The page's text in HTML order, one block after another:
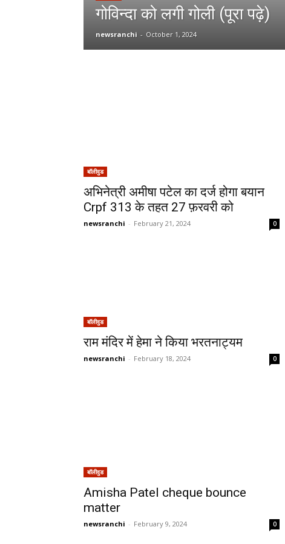
गोविन्दा को लगी गोली (पूरा पढ़े)
newsranchi - October 1, 2024
बॉलीवुड
अभिनेत्री अमीषा पटेल का दर्ज होगा बयान
Crpf 313 के तहत 27 फ़रवरी को
newsranchi - February 21, 2024 0
बॉलीवुड
राम मंदिर में हेमा ने किया भरतनाट्यम
newsranchi - February 18, 2024 0
बॉलीवुड
Amisha Patel cheque bounce
matter
newsranchi - February 9, 2024 0